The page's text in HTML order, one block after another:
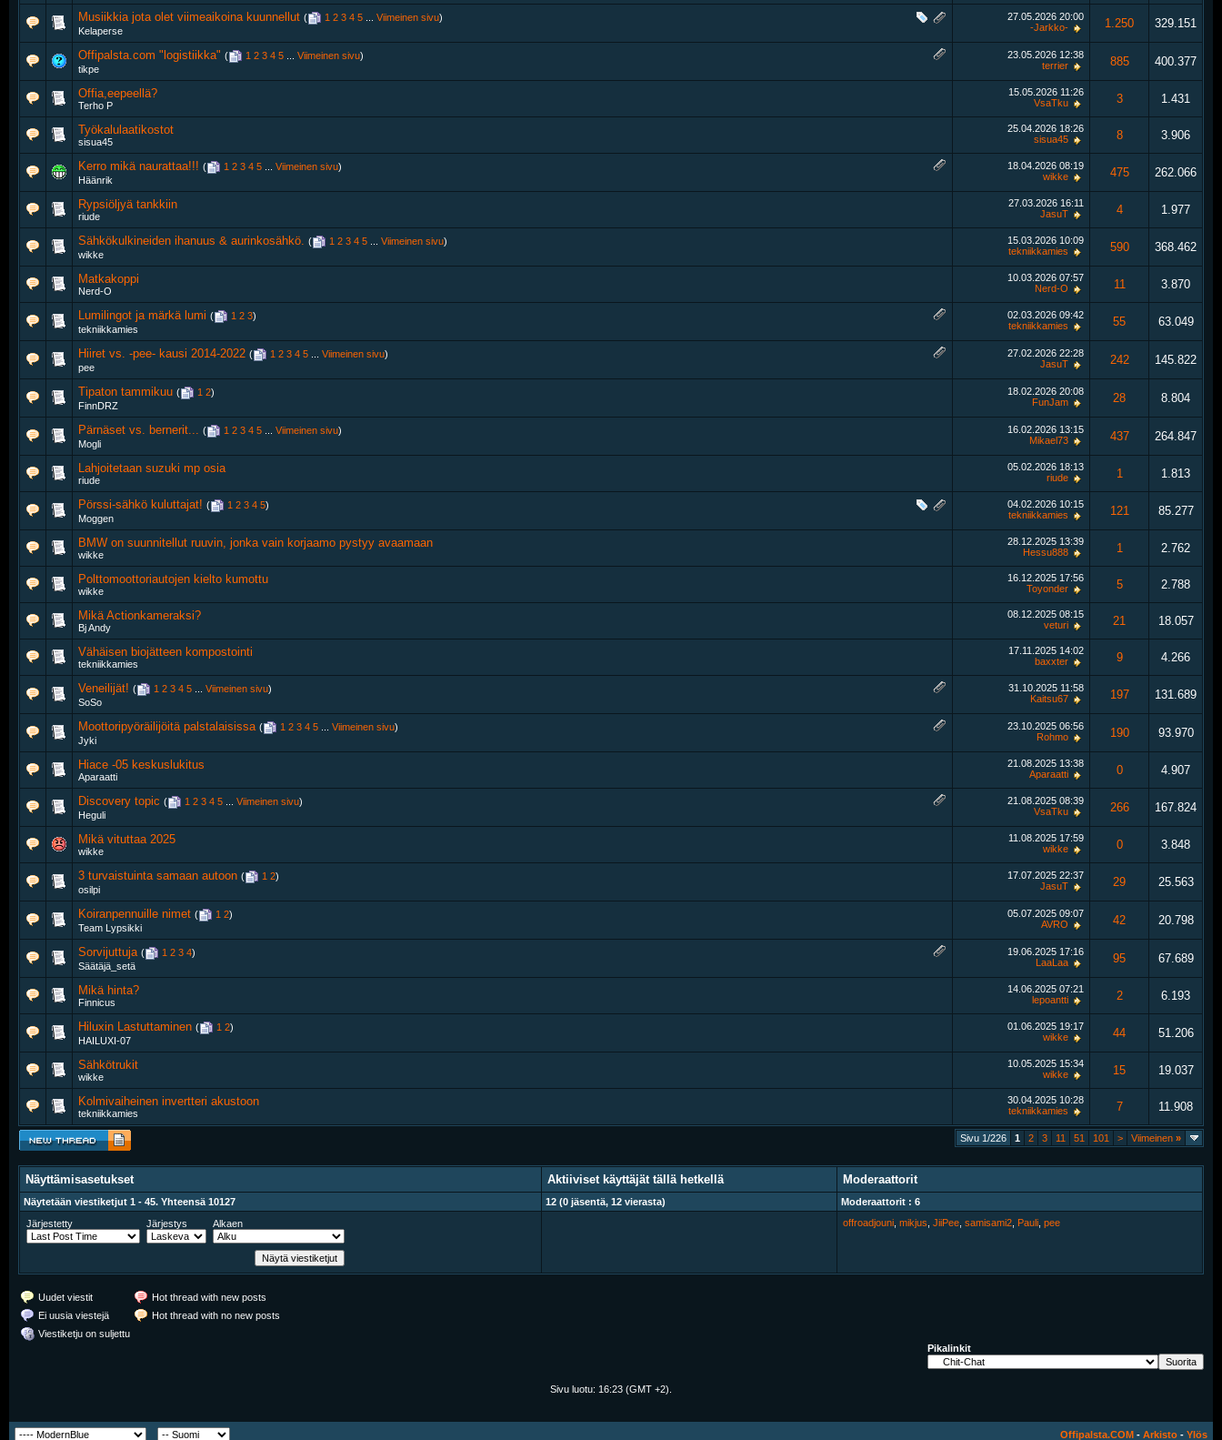
Musiikkia jota olet viimeaikoina kuunnellut ( 1 2 3 4 5 Viimeinen sivu)
Kelaperse
27.05.2026 20:00
-Jarkko-
1.250 329.151
Offipalsta.com "logistiikka" ( 1 2 3 4 5 Viimeinen sivu)
tikpe
23.05.2026 12:38
terrier
885 400.377
Offia,eepeellä?
Terho P
15.05.2026 11:26
VsaTku
3 1.431
Työkalulaatikostot
sisua45
25.04.2026 18:26
sisua45
8 3.906
Kerro mikä naurattaa!!! ( 1 2 3 4 5 Viimeinen sivu)
Häänrik
18.04.2026 08:19
wikke
475 262.066
Rypsiöljyä tankkiin
riude
27.03.2026 16:11
JasuT
4 1.977
Sähkökulkineiden ihanuus & aurinkosähkö. ( 1 2 3 4 5 Viimeinen sivu)
wikke
15.03.2026 10:09
tekniikkamies
590 368.462
Matkakoppi
Nerd-O
10.03.2026 07:57
Nerd-O
11 3.870
Lumilingot ja märkä lumi ( 1 2 3)
tekniikkamies
02.03.2026 09:42
tekniikkamies
55 63.049
Hiiret vs. -pee- kausi 2014-2022 ( 1 2 3 4 5 Viimeinen sivu)
pee
27.02.2026 22:28
JasuT
242 145.822
Tipaton tammikuu ( 1 2)
FinnDRZ
18.02.2026 20:08
FunJam
28 8.804
Pärnäset vs. bernerit... ( 1 2 3 4 5 Viimeinen sivu)
Mogli
16.02.2026 13:15
Mikael73
437 264.847
Lahjoitetaan suzuki mp osia
riude
05.02.2026 18:13
riude
1 1.813
Pörssi-sähkö kuluttajat! ( 1 2 3 4 5)
Moggen
04.02.2026 10:15
tekniikkamies
121 85.277
BMW on suunnitellut ruuvin, jonka vain korjaamo pystyy avaamaan
wikke
28.12.2025 13:39
Hessu888
1 2.762
Polttomoottoriautojen kielto kumottu
wikke
16.12.2025 17:56
Toyonder
5 2.788
Mikä Actionkameraksi?
Bj Andy
08.12.2025 08:15
veturi
21 18.057
Vähäisen biojätteen kompostointi
tekniikkamies
17.11.2025 14:02
baxxter
9 4.266
Veneilijät! ( 1 2 3 4 5 Viimeinen sivu)
SoSo
31.10.2025 11:58
Kaitsu67
197 131.689
Moottoripyöräilijöitä palstalaisissa‎ ( 1 2 3 4 5 Viimeinen sivu)
Jyki
23.10.2025 06:56
Rohmo
190 93.970
Hiace -05 keskuslukitus
Aparaatti
21.08.2025 13:38
Aparaatti
0 4.907
Discovery topic ( 1 2 3 4 5 Viimeinen sivu)
Heguli
21.08.2025 08:39
VsaTku
266 167.824
Mikä vituttaa 2025
wikke
11.08.2025 17:59
wikke
0 3.848
3 turvaistuinta samaan autoon ( 1 2)
osilpi
17.07.2025 22:37
JasuT
29 25.563
Koiranpennuille nimet ( 1 2)
Team Lypsikki
05.07.2025 09:07
AVRO
42 20.798
Sorvijuttuja‎ ( 1 2 3 4)
Säätäjä_setä
19.06.2025 17:16
LaaLaa
95 67.689
Mikä hinta?
Finnicus
14.06.2025 07:21
lepoantti
2 6.193
Hiluxin Lastuttaminen ( 1 2)
HAILUXI-07
01.06.2025 19:17
wikke
44 51.206
Sähkötrukit
wikke
10.05.2025 15:34
wikke
15 19.037
Kolmivaiheinen invertteri akustoon
tekniikkamies
30.04.2025 10:28
tekniikkamies
7 11.908
Sivu 1/226 1 2 3 11 51 101 > Viimeinen »
Näyttämisasetukset Aktiiviset käyttäjät tällä hetkellä Moderaattorit
Näytetään viestiketjut 1 - 45. Yhteensä 10127 12 (0 jäsentä, 12 vierasta)
Moderaattorit : 6
Järjestetty
Järjestys Alkaen offroadjouni mikjus JiiPee samisami2 Pauli pee
Uudet viestit
Hot thread with new posts
Ei uusia viestejä
Hot thread with no new posts
Viestiketju on suljettu
Pikalinkit
Sivu luotu: 16:23 (GMT +2).
Offipalsta.COM - Arkisto - Ylös